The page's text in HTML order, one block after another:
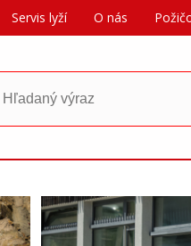
Servis lyží O nás